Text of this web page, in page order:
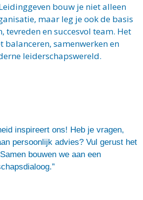
bouw je niet alleen
maar leg je ook de basis
tevreden en succesvol team. Het
balanceren, samenwerken en
leiderschapswereld.
inspireert ons! Heb je vragen,
persoonlijk advies? Vul gerust het
bouwen we aan een